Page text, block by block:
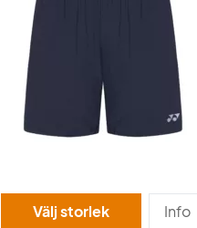
Välj storlek Info